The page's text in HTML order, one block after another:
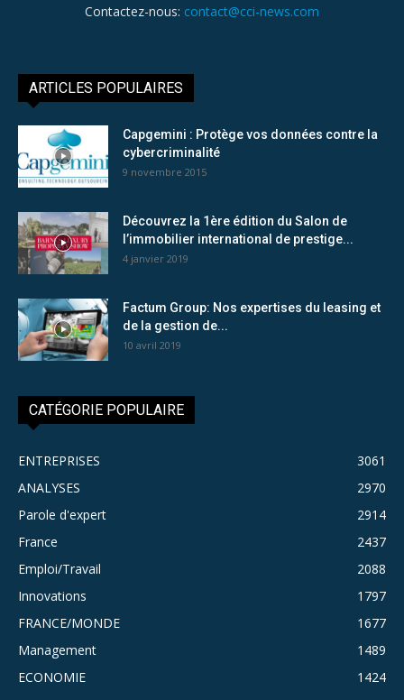
Contactez-nous: contact@cci-news.com
ARTICLES POPULAIRES
Capgemini : Protège vos données contre la
cybercriminalité
9 novembre 2015
Découvrez la 1ère édition du Salon de
l’immobilier international de prestige...
4 janvier 2019
Factum Group: Nos expertises du leasing et
de la gestion de...
10 avril 2019
CATÉGORIE POPULAIRE
ENTREPRISES
3061
ANALYSES
2970
Parole d'expert
2914
France
2437
Emploi/Travail
2088
Innovations
1797
FRANCE/MONDE
1677
Management
1489
ECONOMIE
1424